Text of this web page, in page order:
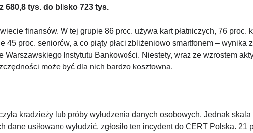
680,8 tys. do blisko 723 tys.
finansów. W tej grupie 86 proc. używa kart płatniczych, 76 proc.
45 proc. seniorów, a co piąty płaci zbliżeniowo smartfonem – wynika
Warszawskiego Instytutu Bankowości. Niestety, wraz ze wzrostem
może być dla nich bardzo kosztowna.
kradzieży lub próby wyłudzenia danych osobowych. Jednak
usiłowano wyłudzić, zgłosiło ten incydent do CERT Polska. 21